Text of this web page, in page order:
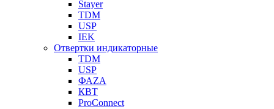
Stayer
TDM
USP
IEK
Отвертки индикаторные
TDM
USP
ФАZА
КВТ
ProConnect